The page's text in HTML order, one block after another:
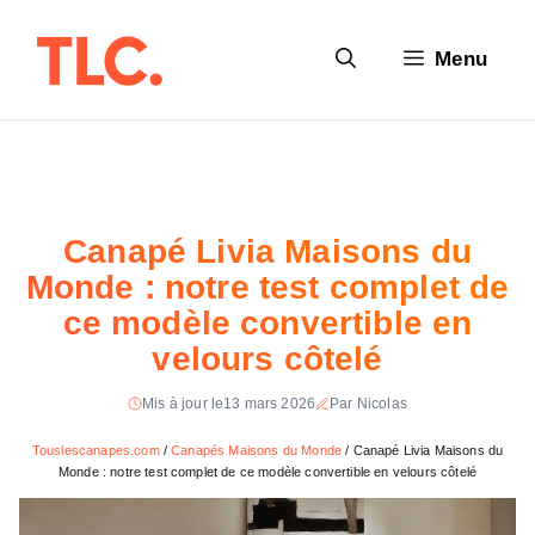
Menu
Canapé Livia Maisons du
Monde : notre test complet de
ce modèle convertible en
velours côtelé
Mis à jour le13 mars 2026 Par Nicolas
Touslescanapes.com/Canapés Maisons du Monde / Canapé Livia Maisons du
Monde : notre test complet de ce modèle convertible en velours côtelé